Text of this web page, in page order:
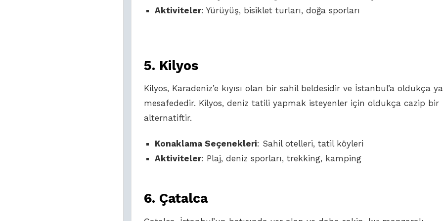
Aktiviteler: Yürüyüş, bisiklet turları, doğa sporları
5. Kilyos
Kilyos, Karadeniz’e kıyısı olan bir sahil beldesidir ve İstanbul’a oldukça
mesafededir. Kilyos, deniz tatili yapmak isteyenler için oldukça cazip bir
alternatiftir.
Konaklama Seçenekleri: Sahil otelleri, tatil köyleri
Aktiviteler: Plaj, deniz sporları, trekking, kamping
6. Çatalca